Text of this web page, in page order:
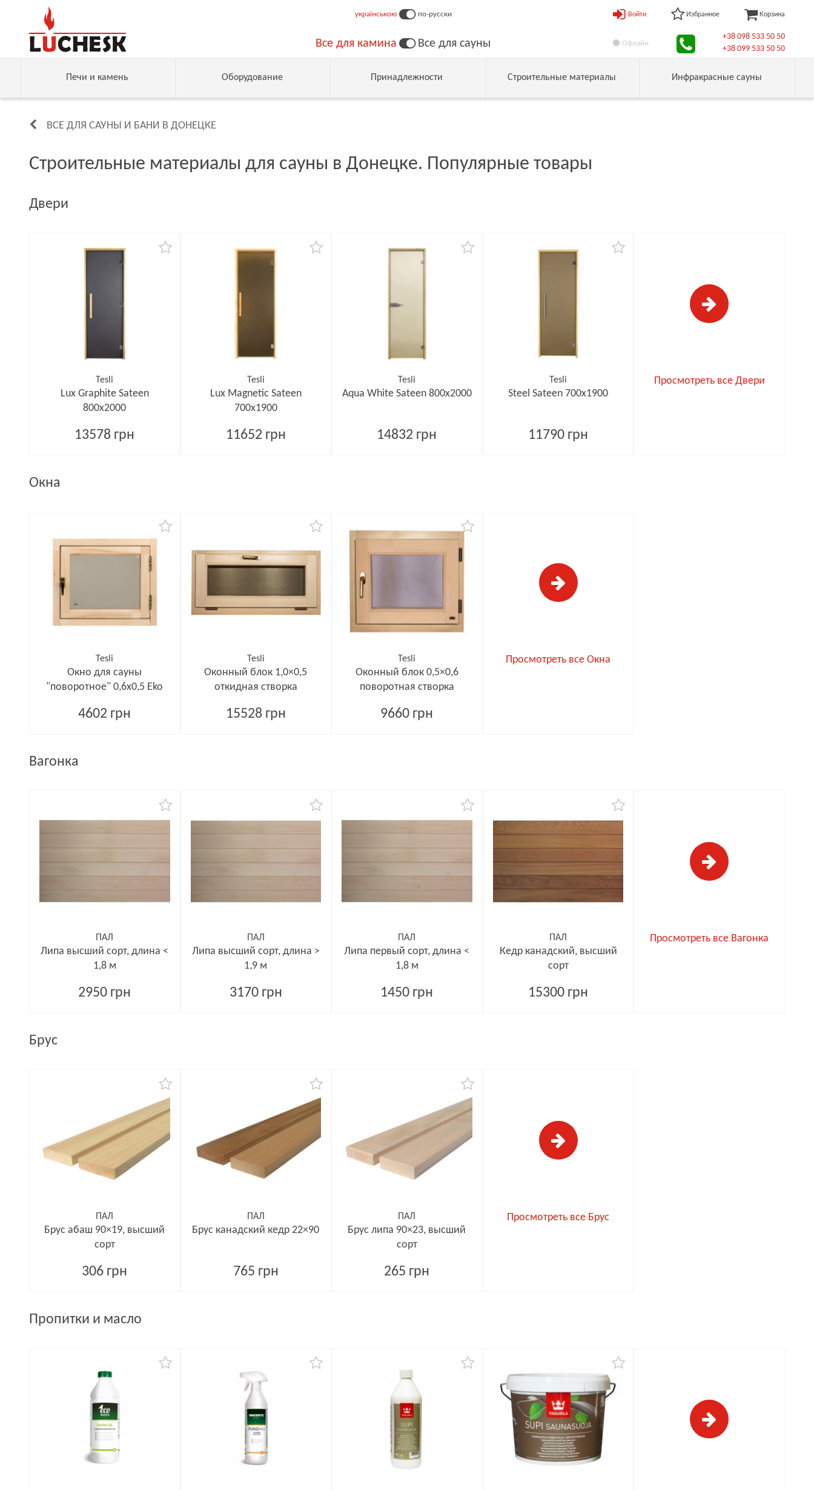
українською по-русски
Все для камина Все для сауны
Войти Избранное Корзина
Офлайн
+38 098 533 50 50
+38 099 533 50 50
Печи и камень Оборудование Принадлежности Строительные материалы Инфракрасные сауны
ВСЕ ДЛЯ САУНЫ И БАНИ В ДОНЕЦКЕ
Строительные материалы для сауны в Донецке. Популярные товары
Двери
Tesli
Lux Graphite Sateen
800х2000
13578 грн
Tesli
Lux Magnetic Sateen
700х1900
11652 грн
Tesli
Aqua White Sateen 800х2000
14832 грн
Tesli
Steel Sateen 700х1900
11790 грн
Просмотреть все Двери
Окна
Tesli
Окно для сауны
"поворотное" 0,6х0,5 Еko
4602 грн
Tesli
Оконный блок 1,0×0,5
откидная створка
15528 грн
Tesli
Оконный блок 0,5×0,6
поворотная створка
9660 грн
Просмотреть все Окна
Вагонка
ПАЛ
Липа высший сорт, длина <
1,8 м
2950 грн
ПАЛ
Липа высший сорт, длина >
1,9 м
3170 грн
ПАЛ
Липа первый сорт, длина <
1,8 м
1450 грн
ПАЛ
Кедр канадский, высший
сорт
15300 грн
Просмотреть все Вагонка
Брус
ПАЛ
Брус абаш 90×19, высший
сорт
306 грн
ПАЛ
Брус канадский кедр 22×90
765 грн
ПАЛ
Брус липа 90×23, высший
сорт
265 грн
Просмотреть все Брус
Пропитки и масло